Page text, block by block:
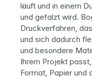
läuft und in einem
und gefalzt wird.
Druckverfahren,
und sich dadurch
und besondere
Ihrem Projekt
Format, Papier und